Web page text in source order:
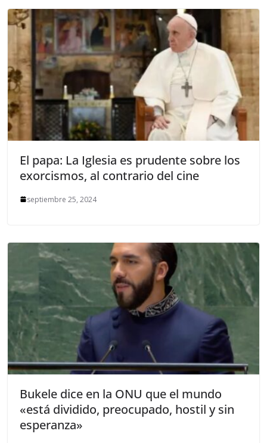
El papa: La Iglesia es prudente sobre los
exorcismos, al contrario del cine
septiembre 25, 2024
Bukele dice en la ONU que el mundo
«está dividido, preocupado, hostil y sin
esperanza»